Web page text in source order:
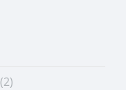
(2)